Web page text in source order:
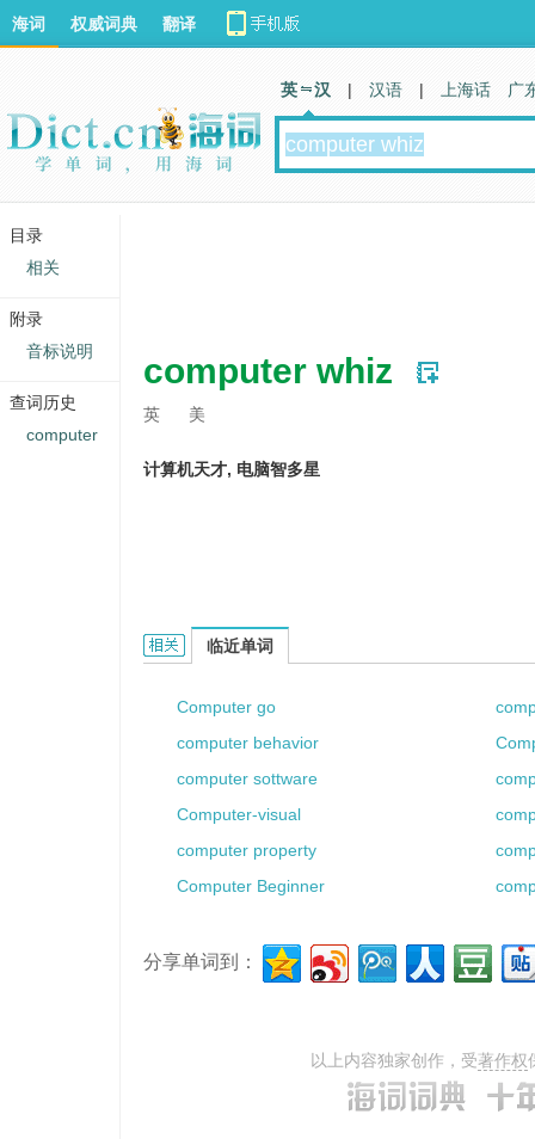
computer whiz
英 美
计算机天才, 电脑智多星
computer whiz的相关资料：
临近单词
Computer go
computer behavior
computer sottware
Computer-visual
computer property
Computer Beginner
分享单词到：
以上内容独家创作，受著作权
海词 权威词典 翻译
英 汉 | 汉语 | 上海话 广
目录
相关
附录
音标说明
查词历史
computer